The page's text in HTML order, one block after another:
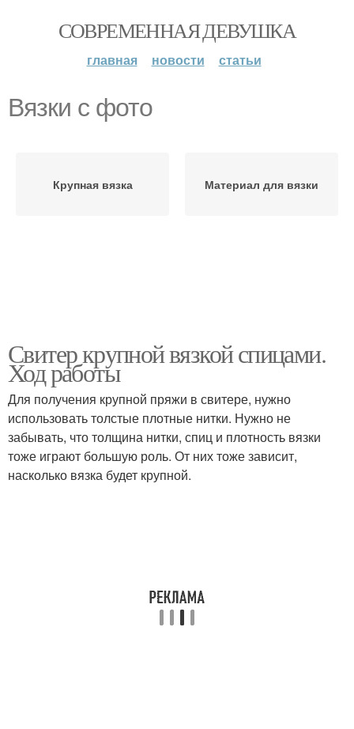
СОВРЕМЕННАЯ ДЕВУШКА
главная новости статьи
Вязки с фото
Крупная вязка Материал для вязки
Свитер крупной вязкой спицами.
Ход работы
Для получения крупной пряжи в свитере, нужно
использовать толстые плотные нитки. Нужно не
забывать, что толщина нитки, спиц и плотность вязки
тоже играют большую роль. От них тоже зависит,
насколько вязка будет крупной.